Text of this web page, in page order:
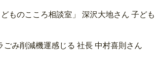
ものこころ相談室」 深沢大地さん 子ども
み削減機運感じる 社長 中村喜則さん